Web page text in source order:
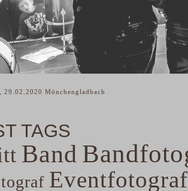
Mönchengladbach
TAGS
Band